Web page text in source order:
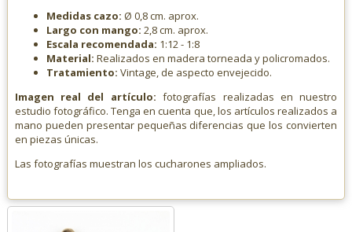
Medidas cazo: Ø 0,8 cm. aprox.
Largo con mango: 2,8 cm. aprox.
Escala recomendada: 1:12 - 1:8
Material: Realizados en madera torneada y policromados.
Tratamiento: Vintage, de aspecto envejecido.
Imagen real del artículo: fotografías realizadas en nuestro
estudio fotográfico. Tenga en cuenta que, los artículos realizados a
mano pueden presentar pequeñas diferencias que los convierten
en piezas únicas.
Las fotografías muestran los cucharones ampliados.